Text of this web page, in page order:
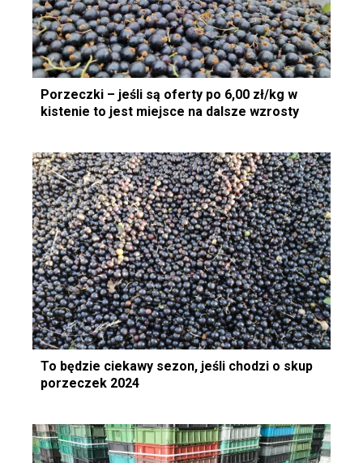
Porzeczki – jeśli są oferty po 6,00 zł/kg w
kistenie to jest miejsce na dalsze wzrosty
To będzie ciekawy sezon, jeśli chodzi o skup
porzeczek 2024